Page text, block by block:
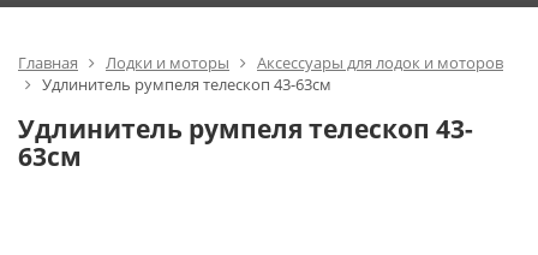
Главная Лодки и моторы
Аксессуары для лодок и моторов
Удлинитель румпеля телескоп 43-63см
Удлинитель румпеля телескоп 43-
63см